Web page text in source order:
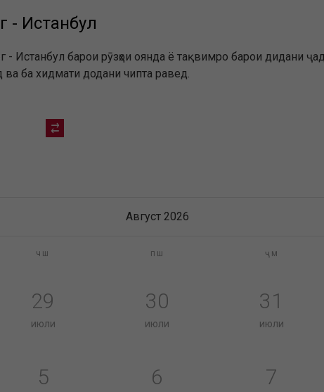
- Истанбул
Истанбул барои рӯзҳои оянда ё тақвимро барои дидани
ва ба хидмати додани чипта равед.
Август 2026
чш пш ҷм
29
июли
30
июли
31
июли
5 6 7